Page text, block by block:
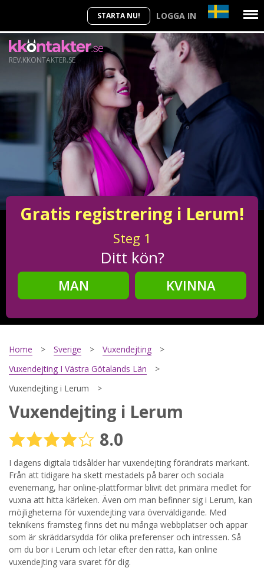
STARTA NU! LOGGA IN
REV.KKONTAKTER.SE
Gratis registrering i Lerum!
Steg 1
Ditt kön?
MAN
KVINNA
Steg2
Steg
Din mailadress?
Genom att registrera godkänner jagVillkorenoch
Sekretesspolicyn. Jag godkänner att ta emot information och
reklam via e-post från hemsidans operatörer. Jag kan dra
tillbaka godkännande när jag vill.
STARTA NU!
Home Sverige
Vuxendejting
Vuxendejting I Västra Götalands Län
Vuxendejting i Lerum
Vuxendejting i Lerum
8.0
I dagens digitala tidsålder har vuxendejting förändrats markant.
Från att tidigare ha skett mestadels på barer och sociala
evenemang, har online-plattformar blivit det primära medlet för
vuxna att hitta kärleken. Även om man befinner sig i Lerum, kan
möjligheterna för vuxendejting vara överväldigande. Med
teknikens framsteg finns det nu många webbplatser och appar
som är skräddarsydda för olika preferenser och intressen. Så
om du bor i Lerum och letar efter den rätta, kan online
vuxendejting vara svaret för dig.